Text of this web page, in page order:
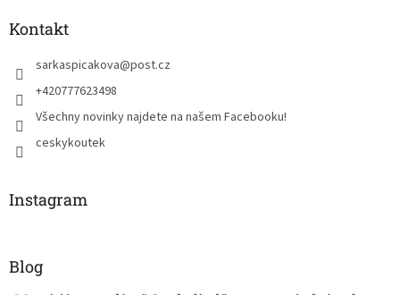
Kontakt
sarkaspicakova@post.cz
+420777623498
Všechny novinky najdete na našem Facebooku!
ceskykoutek
Instagram
Blog